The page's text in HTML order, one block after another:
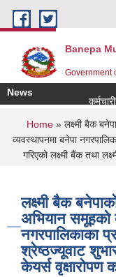
Skip to main content
Banepa
Government
News
You are
Home » लक्ष्मी बैक
व्यवस्थापनमा बनेपा
गरिएको लक्ष्मी बैंक तथा
लक्ष्मी बैक
अभियान समूहको
नगरपालिकाका
श्रेष्ठज्यूवाट
केयर्स